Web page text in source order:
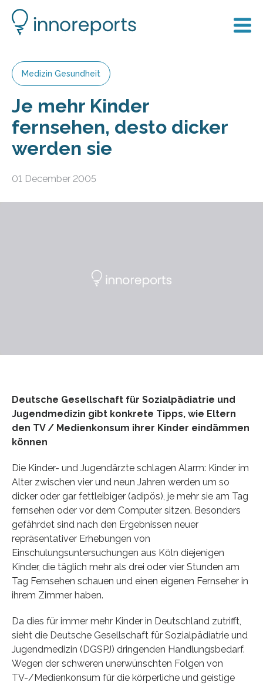
Medizin Gesundheit
Je mehr Kinder
fernsehen, desto dicker
werden sie
01 December 2005
Deutsche Gesellschaft für Sozialpädiatrie und
Jugendmedizin gibt konkrete Tipps, wie Eltern
den TV / Medienkonsum ihrer Kinder eindämmen
können
Die Kinder- und Jugendärzte schlagen Alarm: Kinder im
Alter zwischen vier und neun Jahren werden um so
dicker oder gar fettleibiger (adipös), je mehr sie am Tag
fernsehen oder vor dem Computer sitzen. Besonders
gefährdet sind nach den Ergebnissen neuer
repräsentativer Erhebungen von
Einschulungsuntersuchungen aus Köln diejenigen
Kinder, die täglich mehr als drei oder vier Stunden am
Tag Fernsehen schauen und einen eigenen Fernseher in
ihrem Zimmer haben.
Da dies für immer mehr Kinder in Deutschland zutrifft,
sieht die Deutsche Gesellschaft für Sozialpädiatrie und
Jugendmedizin (DGSPJ) dringenden Handlungsbedarf.
Wegen der schweren unerwünschten Folgen von
TV-/Medienkonsum für die körperliche und geistige